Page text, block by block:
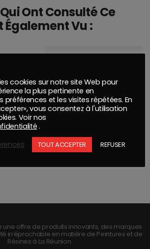
Ont Consulté Ce
Également Vu :
une offre de produits innovants, des marques
irréprochable en matière de Peintures et de
Résines à La Réunion.
cookies sur notre site Web pour
la plus pertinente en
et les visites répétées. En
vous consentez à l'utilisation
Voir nos
.
TOUT ACCEPTER REFUSER